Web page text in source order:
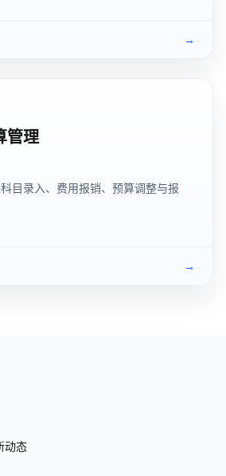
→
管理
目录入、费用报销、预算调整与报
→
动态